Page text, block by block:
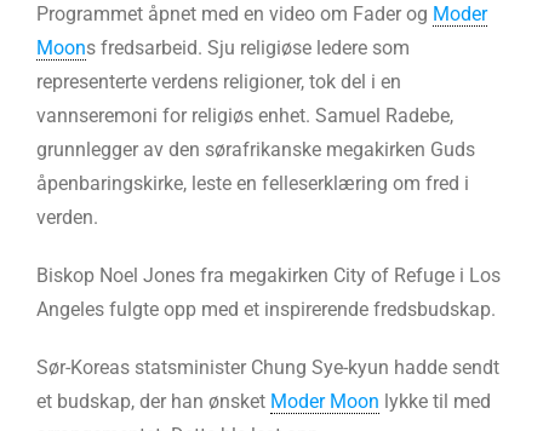
Programmet åpnet med en video om Fader og Moder
Moons fredsarbeid. Sju religiøse ledere som
representerte verdens religioner, tok del i en
vannseremoni for religiøs enhet. Samuel Radebe,
grunnlegger av den sørafrikanske megakirken Guds
åpenbaringskirke, leste en felleserklæring om fred i
verden.
Biskop Noel Jones fra megakirken City of Refuge i Los
Angeles fulgte opp med et inspirerende fredsbudskap.
Sør-Koreas statsminister Chung Sye-kyun hadde sendt
et budskap, der han ønsket Moder Moon lykke til med